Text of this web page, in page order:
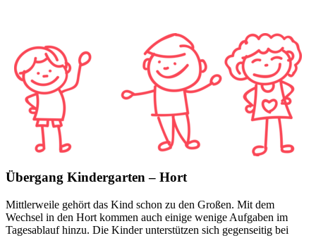
Übergang Kindergarten – Hort
Mittlerweile gehört das Kind schon zu den Großen. Mit dem
Wechsel in den Hort kommen auch einige wenige Aufgaben im
Tagesablauf hinzu. Die Kinder unterstützen sich gegenseitig bei